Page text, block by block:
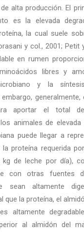
alta producción. El
es la elevada
la cual suele
y col., 2001; Petit
en rumen
libres y
y la
aportar el total
animales de elevada
puede llegar a
proteína requerida
kg de leche por día),
con otras fuentes
sean altamente
que la proteína, el
altamente
al almidón del